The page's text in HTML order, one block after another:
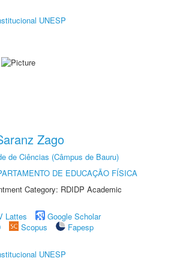
UNESP
Zago
de Ciências (Câmpus de Bauru)
DE EDUCAÇÃO FÍSICA
Category: RDIDP Academic
Lattes
Google Scholar
Scopus
Fapesp
UNESP